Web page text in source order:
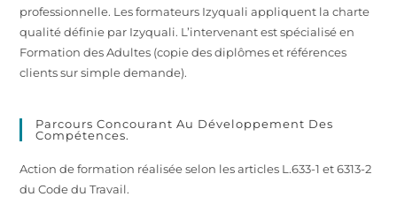
professionnelle. Les formateurs Izyquali appliquent la charte
qualité définie par Izyquali. L’intervenant est spécialisé en
Formation des Adultes (copie des diplômes et références
clients sur simple demande).
Parcours Concourant Au Développement Des
Compétences.
Action de formation réalisée selon les articles L.633-1 et 6313-2
du Code du Travail.